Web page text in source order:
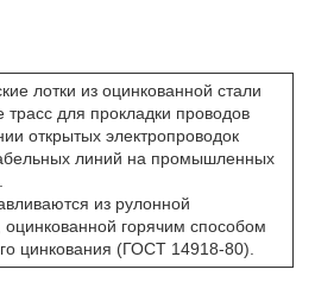
лотки из оцинкованной стали
трасс для прокладки проводов
открытых электропроводок
линий на промышленных
из рулонной
оцинкованной горячим способом
цинкования (ГОСТ 14918-80).